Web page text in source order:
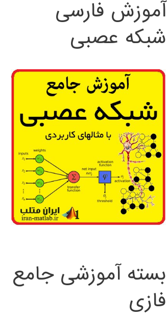
آموزش فارسی
شبکه عصبی
بسته آموزشی جامع
فازی